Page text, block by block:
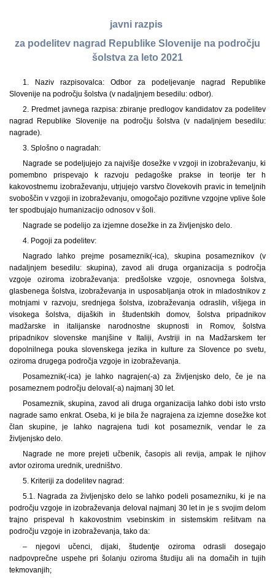
javni razpis
za podelitev nagrad Republike Slovenije na področju
šolstva za leto 2021
1. Naziv razpisovalca: Odbor za podeljevanje nagrad Republike
Slovenije na področju šolstva (v nadaljnjem besedilu: odbor).
2. Predmet javnega razpisa: zbiranje predlogov kandidatov za podelitev
nagrad Republike Slovenije na področju šolstva (v nadaljnjem besedilu:
nagrade).
3. Splošno o nagradah:
Nagrade se podeljujejo za najvišje dosežke v vzgoji in izobraževanju, ki
pomembno prispevajo k razvoju pedagoške prakse in teorije ter h
kakovostnemu izobraževanju, utrjujejo varstvo človekovih pravic in temeljnih
svoboščin v vzgoji in izobraževanju, omogočajo pozitivne vzgojne vplive šole
ter spodbujajo humanizacijo odnosov v šoli.
Nagrade se podelijo za izjemne dosežke in za življenjsko delo.
4. Pogoji za podelitev:
Nagrado lahko prejme posameznik(-ica), skupina posameznikov (v
nadaljnjem besedilu: skupina), zavod ali druga organizacija s področja
vzgoje oziroma izobraževanja: predšolske vzgoje, osnovnega šolstva,
glasbenega šolstva, izobraževanja in usposabljanja otrok in mladostnikov z
motnjami v razvoju, srednjega šolstva, izobraževanja odraslih, višjega in
visokega šolstva, dijaških in študentskih domov, šolstva pripadnikov
madžarske in italijanske narodnostne skupnosti in Romov, šolstva
pripadnikov slovenske manjšine v Italiji, Avstriji in na Madžarskem ter
dopolnilnega pouka slovenskega jezika in kulture za Slovence po svetu,
oziroma drugega področja vzgoje in izobraževanja.
Posameznik(-ica) je lahko nagrajen(-a) za življenjsko delo, če je na
posameznem področju deloval(-a) najmanj 30 let.
Posameznik, skupina, zavod ali druga organizacija lahko dobi isto vrsto
nagrade samo enkrat. Oseba, ki je bila že nagrajena za izjemne dosežke kot
član skupine, je lahko nagrajena tudi kot posameznik, vendar le za
življenjsko delo.
Nagrade ne more prejeti učbenik, časopis ali revija, ampak le njihov
avtor oziroma urednik, uredništvo.
5. Kriteriji za dodelitev nagrad:
5.1. Nagrada za življenjsko delo se lahko podeli posamezniku, ki je na
področju vzgoje in izobraževanja deloval najmanj 30 let in je s svojim delom
trajno prispeval h kakovostnim vsebinskim in sistemskim rešitvam na
področju vzgoje in izobraževanja, tako da:
– njegovi učenci, dijaki, študentje oziroma odrasli dosegajo
nadpovprečne uspehe pri šolanju oziroma študiju ali na domačih in tujih
tekmovanjih;